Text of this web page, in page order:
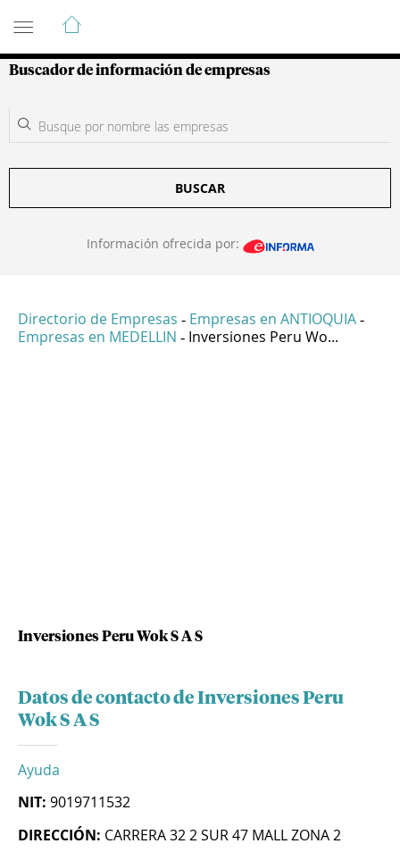
Guía de Empresas Colombianas
Buscador de información de empresas
BUSCAR
Información ofrecida por:
Directorio de Empresas - Empresas en ANTIOQUIA -
Empresas en MEDELLIN - Inversiones Peru Wo...
Inversiones Peru Wok S A S
Datos de contacto de Inversiones Peru
Wok S A S
Ayuda
NIT: 9019711532
DIRECCIÓN: CARRERA 32 2 SUR 47 MALL ZONA 2